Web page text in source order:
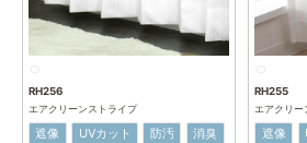
RH256
エアクリーンストライプ
遮像 UVカット 防汚
消臭
RH255
エアクリー
遮像